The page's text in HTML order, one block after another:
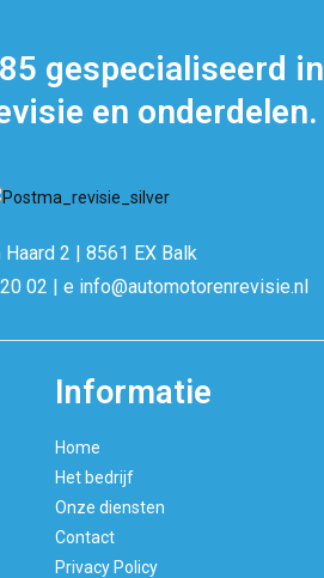
gespecialiseerd in
en onderdelen.
Haard 2 | 8561 EX Balk
02 | e info@automotorenrevisie.nl
Informatie
Home
Het bedrijf
Onze diensten
Contact
Privacy Policy